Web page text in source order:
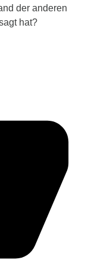
der anderen
hat?